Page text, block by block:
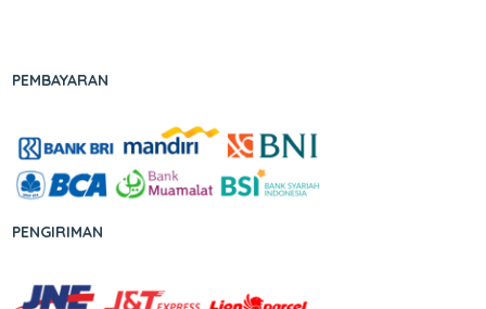
PEMBAYARAN
PENGIRIMAN